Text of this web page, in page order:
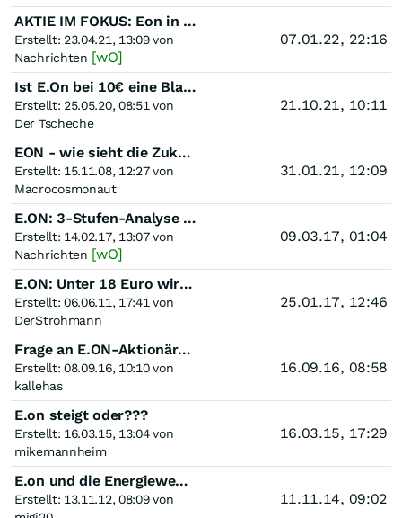
AKTIE IM FOKUS: Eon in Dax-Spitzengruppe nach Citigroup-Kaufempfehlung
Erstellt: 23.04.21, 13:09 von
Nachrichten [wO]
07.01.22, 22:16
Ist E.On bei 10€ eine Blase und selbst bei 5€ noch deutlich überbewertet?
Erstellt: 25.05.20, 08:51 von
Der Tscheche
21.10.21, 10:11
EON - wie sieht die Zukunft aus?
Erstellt: 15.11.08, 12:27 von
Macrocosmonaut
31.01.21, 12:09
E.ON: 3-Stufen-Analyse vom 13.02.2017!
Erstellt: 14.02.17, 13:07 von
Nachrichten [wO]
09.03.17, 01:04
E.ON: Unter 18 Euro wird es bitter!
Erstellt: 06.06.11, 17:41 von
DerStrohmann
25.01.17, 12:46
Frage an E.ON-Aktionäre im Ruhrgebiet
Erstellt: 08.09.16, 10:10 von
kallehas
16.09.16, 08:58
E.on steigt oder???
Erstellt: 16.03.15, 13:04 von
mikemannheim
16.03.15, 17:29
E.on und die Energiewende
Erstellt: 13.11.12, 08:09 von
11.11.14, 09:02